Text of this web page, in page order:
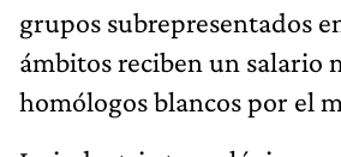
grupos subrepresentados
ámbitos reciben un salario
homólogos blancos por el